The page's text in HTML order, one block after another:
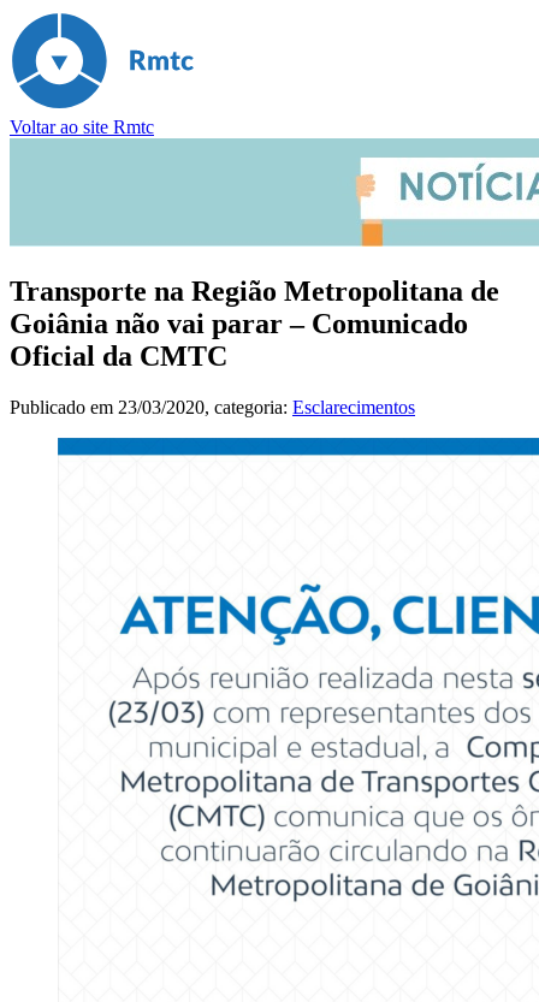
Voltar ao site Rmtc
Transporte na Região Metropolitana de
Goiânia não vai parar – Comunicado
Oficial da CMTC
Publicado em 23/03/2020, categoria: Esclarecimentos